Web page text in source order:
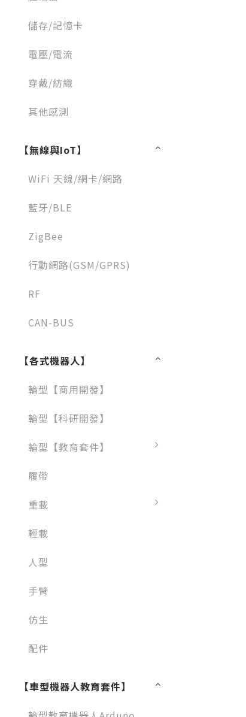
儲存/記憶卡
電壓/電流
穿戴/紡織
其他感測
【無線與IoT】
WiFi 天線/網卡/網路
藍牙/BLE
ZigBee
行動網路(GSM/GPRS)
RF
CAN-BUS
【各式機器人】
輪型【商用開發】
輪型【科研開發】
輪型【教育套件】
履帶
重載
輕載
人型
手臂
仿生
配件
【車型機器人教育套件】